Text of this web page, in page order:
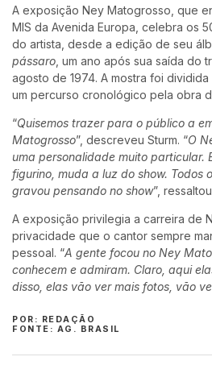
A exposição Ney Matogrosso, que
MIS da Avenida Europa, celebra os
do artista, desde a edição de seu
pássaro , um ano após sua saída do
agosto de 1974. A mostra foi
um percurso cronológico pela obra
“Quisemos trazer para o público a
Matogrosso”, descreveu Sturm. “O
uma personalidade muito particular.
figurino, muda a luz do show. Todos
gravou pensando no show”,
A exposição privilegia a carreira de
privacidade que o cantor sempre
pessoal. “A gente focou no Ney
conhecem e admiram. Claro, aqui
disso, elas vão ver mais fotos, vão
POR: REDAÇÃO
FONTE: AG. BRASIL